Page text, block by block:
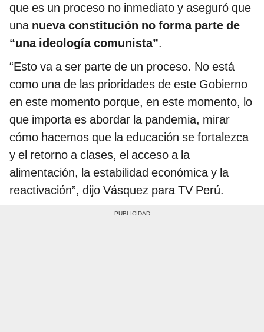
que es un proceso no inmediato y aseguró que
una nueva constitución no forma parte de
“una ideología comunista”.
“Esto va a ser parte de un proceso. No está
como una de las prioridades de este Gobierno
en este momento porque, en este momento, lo
que importa es abordar la pandemia, mirar
cómo hacemos que la educación se fortalezca
y el retorno a clases, el acceso a la
alimentación, la estabilidad económica y la
reactivación”, dijo Vásquez para TV Perú.